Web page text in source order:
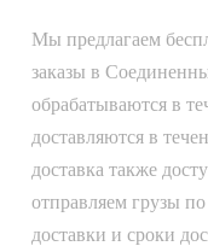
Мы предлагаем
заказы в
обрабатываются в
доставляются в
доставка также
отправляем грузы
доставки и сроки